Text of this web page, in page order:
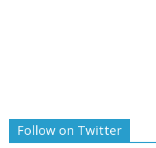
Follow on Twitter